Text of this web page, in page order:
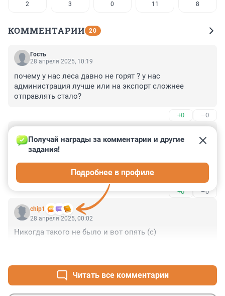
2 3 0 11 8
КОММЕНТАРИИ 20
Гость
28 апреля 2025, 10:19
почему у нас леса давно не горят ? у нас
администрация лучше или на экспорт сложнее
отправлять стало?
+0 –0
28 апреля 2025, 08:31
Надо над пожарами совершить облет на вертолете с
иконой Матроны Московской или Ксении
Петербургской. Это должно помочь лучше всяких
самолетов МЧС.
+0 –0
chip1
Получай награды за комментарии и другие
задания!
Подробнее в профиле
28 апреля 2025, 00:02
Никогда такого не было и вот опять (с)
Читать все комментарии